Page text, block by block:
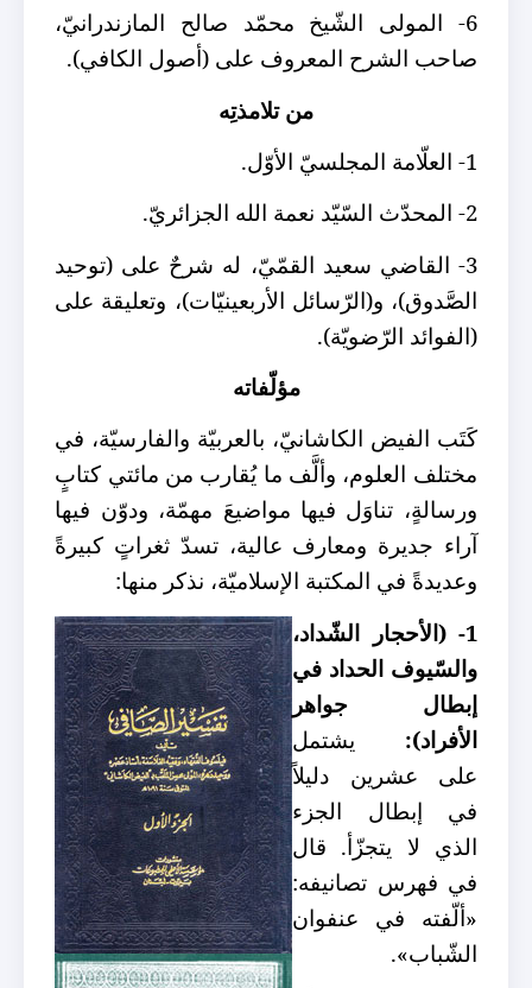
6- المولى الشّيخ محمّد صالح المازندرانيّ،
صاحب الشرح المعروف على (أصول الكافي).
من تلامذتِه
1- العلّامة المجلسيّ الأوّل.
2- المحدّث السّيّد نعمة الله الجزائريّ.
3- القاضي سعيد القمّيّ، له شرحٌ على (توحيد
الصَّدوق)، و(الرّسائل الأربعينيّات)، وتعليقة على
(الفوائد الرّضويّة).
مؤلّفاته
كَتَب الفيض الكاشانيّ، بالعربيّة والفارسيّة، في
مختلف العلوم، وألَّف ما يُقارب من مائتي كتابٍ
ورسالةٍ، تناوَل فيها مواضيعَ مهمّة، ودوّن فيها
آراء جديرة ومعارف عالية، تسدّ ثغراتٍ كبيرةً
وعديدةً في المكتبة الإسلاميّة، نذكر منها:
1- (الأحجار الشّداد،
والسّيوف الحداد في
إبطال جواهر
الأفراد): يشتمل
على عشرين دليلاً
في إبطال الجزء
الذي لا يتجزّأ. قال
في فهرس تصانيفه:
«ألّفته في عنفوان
الشّباب».